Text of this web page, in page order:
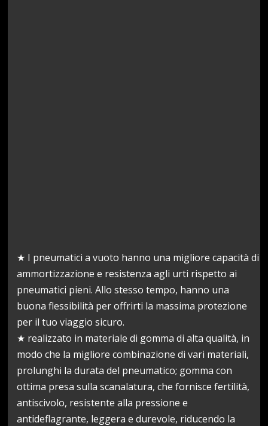
★ I pneumatici a vuoto hanno una migliore capacità di
ammortizzazione e resistenza agli urti rispetto ai
pneumatici pieni. Allo stesso tempo, hanno una
buona flessibilità per offrirti la massima protezione
per il tuo viaggio sicuro.
★ realizzato in materiale di gomma di alta qualità, in
modo che la migliore combinazione di vari materiali,
prolunghi la durata del pneumatico; gomma con
ottima presa sulla scanalatura, che fornisce fertilità,
antiscivolo, resistente alla pressione e
antideflagrante, leggera e durevole, riducendo la